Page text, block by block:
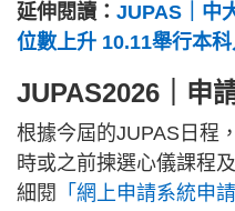
延伸閱讀： JUPAS｜中
位數上升 10.11舉行本科
JUPAS2026｜申
根據今屆的JUPAS日程
時或之前揀選心儀課程
細閱 「網上申請系統申